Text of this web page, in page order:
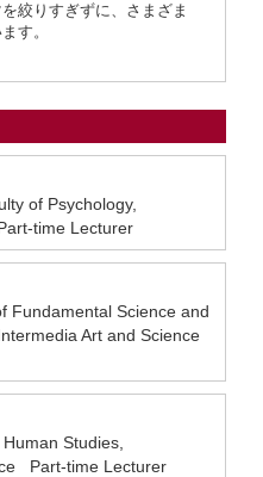
絞りすぎずに、さまざま
す。
of Psychology,
time Lecturer
Fundamental Science and
Art and Science
Studies,
Part-time Lecturer